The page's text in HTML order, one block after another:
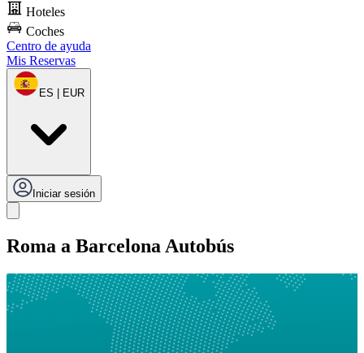
Hoteles
Coches
Centro de ayuda
Mis Reservas
ES | EUR
Iniciar sesión
Roma a Barcelona Autobús